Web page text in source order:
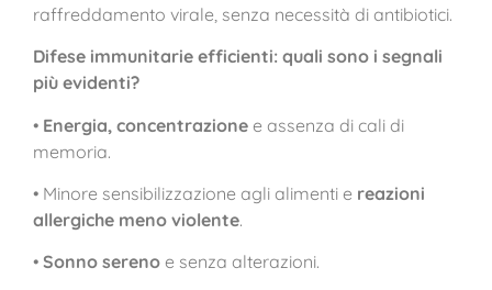
raffreddamento virale, senza necessità di antibiotici.
Difese immunitarie efficienti: quali sono i segnali
più evidenti?
• Energia, concentrazione e assenza di cali di
memoria.
• Minore sensibilizzazione agli alimenti e reazioni
allergiche meno violente.
• Sonno sereno e senza alterazioni.